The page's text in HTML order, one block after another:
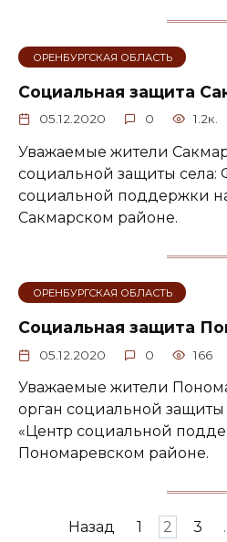
ОРЕНБУРГСКАЯ ОБЛАСТЬ
Социальная защита
05.12.2020 0 1.2к.
Уважаемые жители
социальной защиты села:
социальной поддержки
Сакмарском районе.
ОРЕНБУРГСКАЯ ОБЛАСТЬ
Социальная защита
05.12.2020 0 166
Уважаемые жители
орган социальной
«Центр социальной
Пономаревском районе.
Навигация
Назад 1 2 3